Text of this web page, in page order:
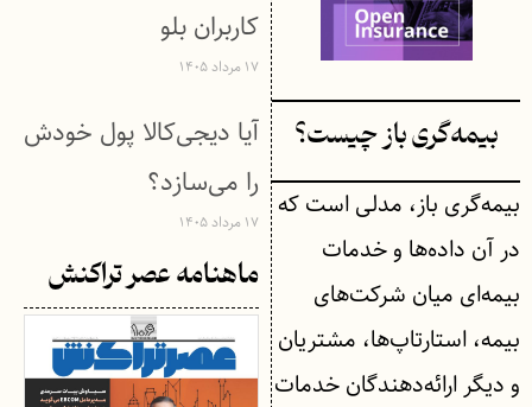
بیمه‌گری باز چیست؟
بیمه‌گری باز، مدلی است که
در آن داده‌ها و خدمات
بیمه‌ای میان شرکت‌های
بیمه، استارتاپ‌ها، مشتریان
و دیگر ارائه‌دهندگان خدمات
کاربران بلو
۱۷ مرداد ۱۴۰۵
آیا دیجی‌کالا پول خودش
را می‌سازد؟
۱۷ مرداد ۱۴۰۵
ماهنامه عصر تراکنش